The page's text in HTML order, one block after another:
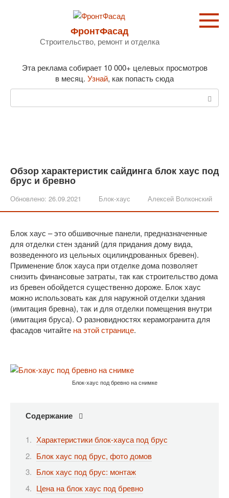
ФронтФасад
Строительство, ремонт и отделка
Эта реклама собирает 10 000+ целевых просмотров
в месяц. Узнай, как попасть сюда
Обзор характеристик сайдинга блок хаус под
брус и бревно
Обновлено: 26.09.2021 Блок-хаус Алексей Волконский
Блок хаус – это обшивочные панели, предназначенные
для отделки стен зданий (для придания дому вида,
возведенного из цельных оцилиндрованных бревен).
Применение блок хауса при отделке дома позволяет
снизить финансовые затраты, так как строительство дома
из бревен обойдется существенно дороже. Блок хаус
можно использовать как для наружной отделки здания
(имитация бревна), так и для отделки помещения внутри
(имитация бруса). О разновидностях керамогранита для
фасадов читайте на этой странице.
Блок-хаус под бревно на снимке
Содержание
Характеристики блок-хауса под брус
Блок хаус под брус, фото домов
Блок хаус под брус: монтаж
Цена на блок хаус под бревно